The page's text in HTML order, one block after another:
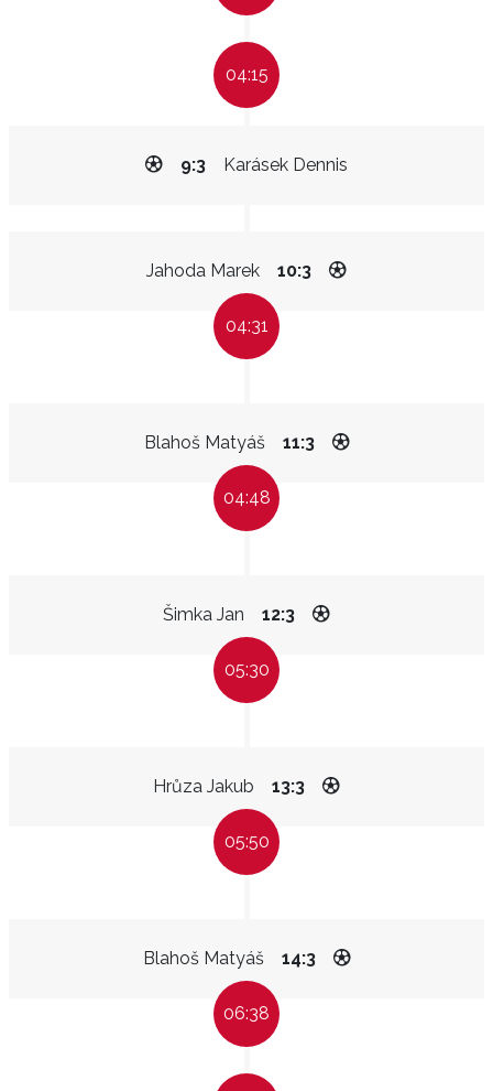
04:15
Karásek Dennis
9:3
Jahoda Marek 10:3
04:31
Blahoš Matyáš 11:3
04:48
Šimka Jan 12:3
05:30
Hrůza Jakub 13:3
05:50
Blahoš Matyáš 14:3
06:38